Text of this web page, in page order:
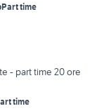
Part time
- part time 20 ore
time